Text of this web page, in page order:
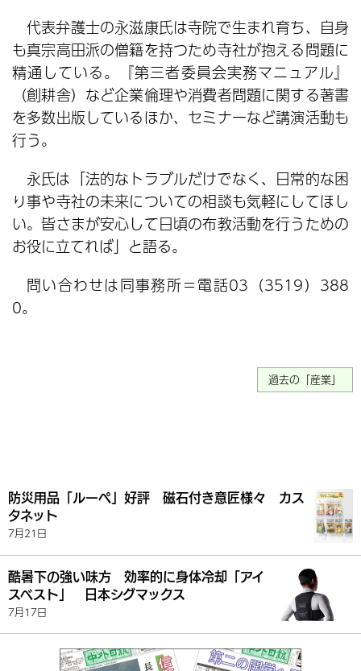
代表弁護士の永滋康氏は寺院で生まれ育ち、自身
も真宗高田派の僧籍を持つため寺社が抱える問題に
精通している。『第三者委員会実務マニュアル』
（創耕舎）など企業倫理や消費者問題に関する著書
を多数出版しているほか、セミナーなど講演活動も
行う。
永氏は「法的なトラブルだけでなく、日常的な困
り事や寺社の未来についての相談も気軽にしてほし
い。皆さまが安心して日頃の布教活動を行うための
お役に立てれば」と語る。
問い合わせは同事務所＝電話03（3519）388
0。
過去の「産業」
防災用品「ルーペ」好評 磁石付き意匠様々 カス
タネット
7月21日
酷暑下の強い味方 効率的に身体冷却「アイ
スベスト」 日本シグマックス
7月17日